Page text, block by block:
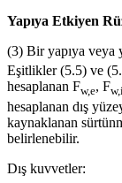
Yapıya Etkiyen
(3) Bir yapıya veya
Eşitlikler (5.5) ve
hesaplanan Fw,e, F
hesaplanan dış
kaynaklanan
belirlenebilir.
Dış kuvvetler: